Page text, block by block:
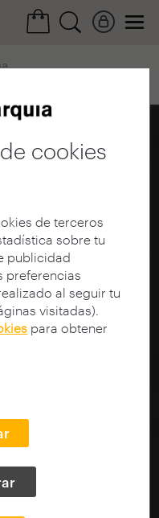
cookies
de terceros
sobre tu
publicidad
preferencias
al seguir tu
visitadas).
para obtener